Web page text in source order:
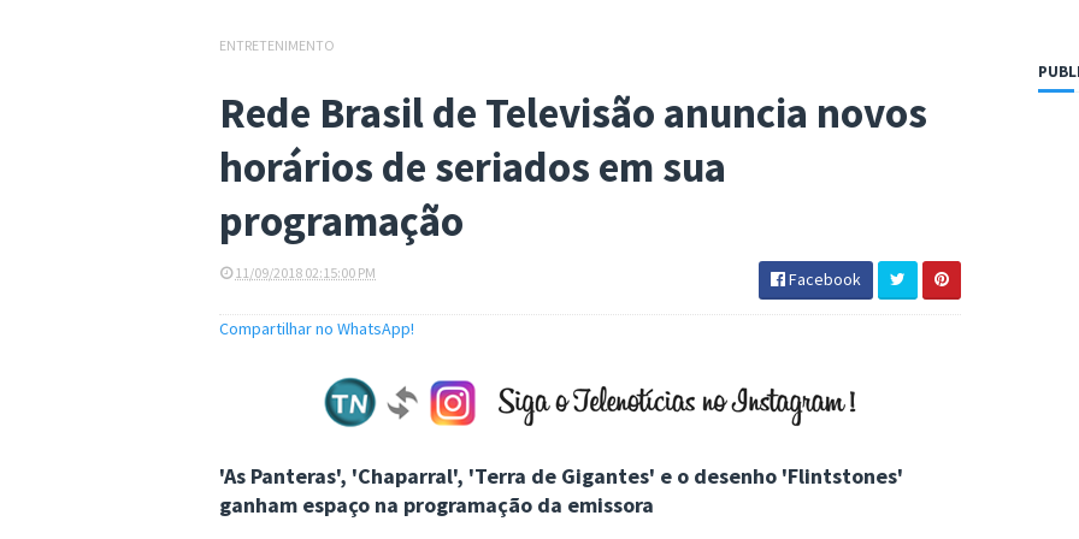
ENTRETENIMENTO
Rede Brasil de Televisão anuncia novos
horários de seriados em sua
programação
11/09/2018 02:15:00 PM Facebook
Compartilhar no WhatsApp!
'As Panteras', 'Chaparral', 'Terra de Gigantes' e o desenho 'Flintstones'
ganham espaço na programação da emissora